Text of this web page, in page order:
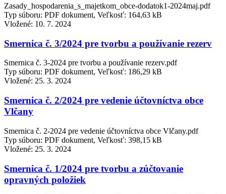
Zasady_hospodarenia_s_majetkom_obce-dodatok1-2024maj.pdf
Typ súboru: PDF dokument, Veľkosť: 164,63 kB
Vložené: 10. 7. 2024
Smernica č. 3/2024 pre tvorbu a používanie rezerv
Smernica č. 3-2024 pre tvorbu a používanie rezerv.pdf
Typ súboru: PDF dokument, Veľkosť: 186,29 kB
Vložené: 25. 3. 2024
Smernica č. 2/2024 pre vedenie účtovníctva obce
Vlčany
Smernica č. 2-2024 pre vedenie účtovníctva obce Vlčany.pdf
Typ súboru: PDF dokument, Veľkosť: 398,15 kB
Vložené: 25. 3. 2024
Smernica č. 1/2024 pre tvorbu a zúčtovanie
opravných položiek